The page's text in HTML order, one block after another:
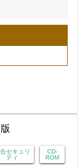
セキュリ
ティ
CD-
ROM